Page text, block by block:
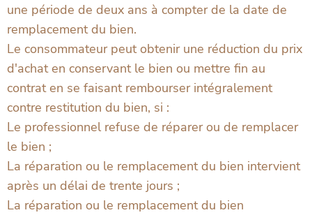
une période de deux ans à compter de la date de
remplacement du bien.
Le consommateur peut obtenir une réduction du prix
d'achat en conservant le bien ou mettre fin au
contrat en se faisant rembourser intégralement
contre restitution du bien, si :
Le professionnel refuse de réparer ou de remplacer
le bien ;
La réparation ou le remplacement du bien intervient
après un délai de trente jours ;
La réparation ou le remplacement du bien